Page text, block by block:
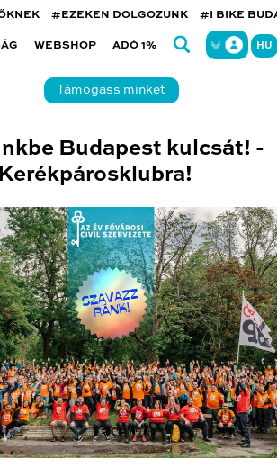
#EZEKEN DOLGOZUNK #I BIKE
WEBSHOP ADÓ 1% HU
Támogass minket
Budapest kulcsát! -